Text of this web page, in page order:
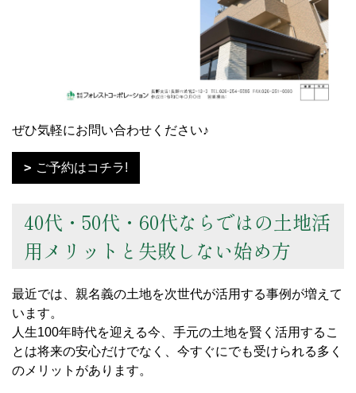
ぜひ気軽にお問い合わせください♪
ご予約はコチラ!
40代・50代・60代ならではの土地活
用メリットと失敗しない始め方
最近では、親名義の土地を次世代が活用する事例が増えて
います。
人生100年時代を迎える今、手元の土地を賢く活用するこ
とは将来の安心だけでなく、今すぐにでも受けられる多く
のメリットがあります。